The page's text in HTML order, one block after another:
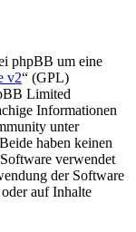
phpBB um eine
v2“ (GPL)
Limited
Informationen
unter
haben keinen
verwendet
der Software
auf Inhalte